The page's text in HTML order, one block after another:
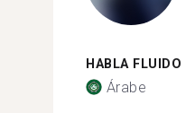
HABLA FLUIDO
Árabe